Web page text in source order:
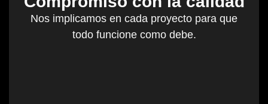
Nos implicamos en cada proyecto para que
todo funcione como debe.